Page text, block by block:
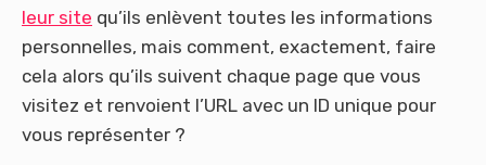
leur site qu’ils enlèvent toutes les informations
personnelles, mais comment, exactement, faire
cela alors qu’ils suivent chaque page que vous
visitez et renvoient l’URL avec un ID unique pour
vous représenter ?